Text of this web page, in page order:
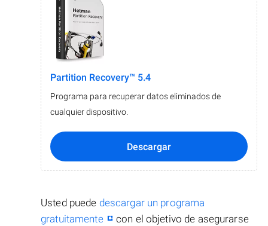
Partition Recovery™ 5.4
Programa para recuperar datos eliminados de
cualquier dispositivo.
Descargar
Usted puede descargar un programa
gratuitamente
con el objetivo de asegurarse